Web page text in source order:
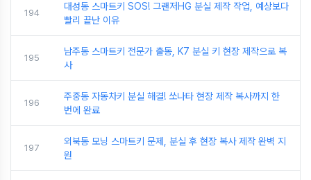
194
대성동 스마트키 SOS! 그랜저HG 분실 제작 작업, 예상보다
빨리 끝난 이유
195
남주동 스마트키 전문가 출동, K7 분실 키 현장 제작으로 복
사
196
주중동 자동차키 분실 해결! 쏘나타 현장 제작 복사까지 한
번에 완료
197
외북동 모닝 스마트키 문제, 분실 후 현장 복사 제작 완벽 지
원